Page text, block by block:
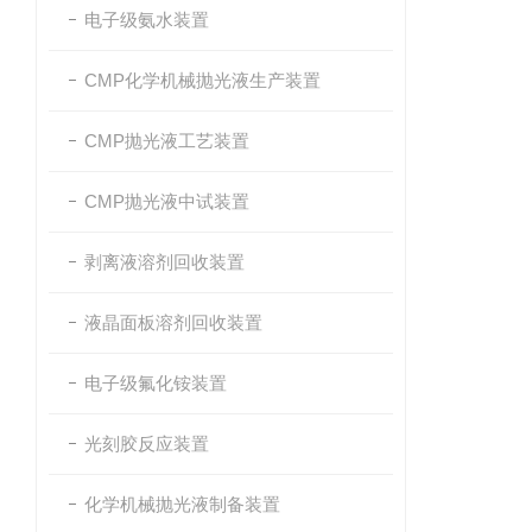
电子级氨水装置
CMP化学机械抛光液生产装置
CMP抛光液工艺装置
CMP抛光液中试装置
剥离液溶剂回收装置
液晶面板溶剂回收装置
电子级氟化铵装置
光刻胶反应装置
化学机械抛光液制备装置